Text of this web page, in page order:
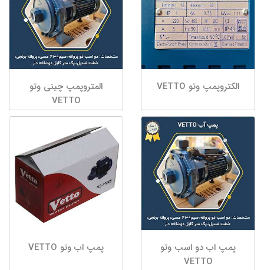
الکتروپمپ وتو VETTO
المتروپمپ چینی وتو
VETTO
پمپ اب دو اسب وتو
VETTO
پمپ اب وتو VETTO